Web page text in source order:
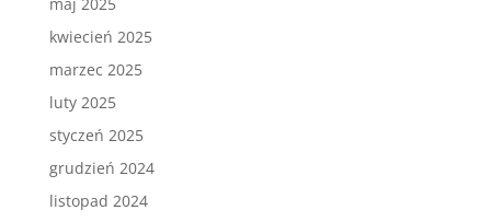
kwiecień 2025
marzec 2025
luty 2025
styczeń 2025
grudzień 2024
listopad 2024